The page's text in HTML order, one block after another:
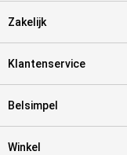
Zakelijk
Klantenservice
Belsimpel
Winkel